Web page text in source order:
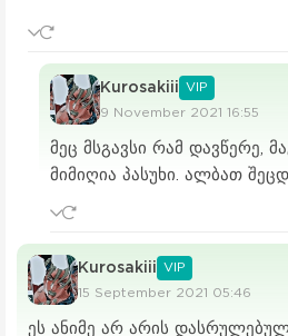
Kurosakiii VIP
9 November 2021 16:55
მეც მსგავსი რამ დავწერე,
მიმიღია პასუხი. ალბათ
Kurosakiii VIP
15 September 2021 05:46
ეს ანიმე არ არის